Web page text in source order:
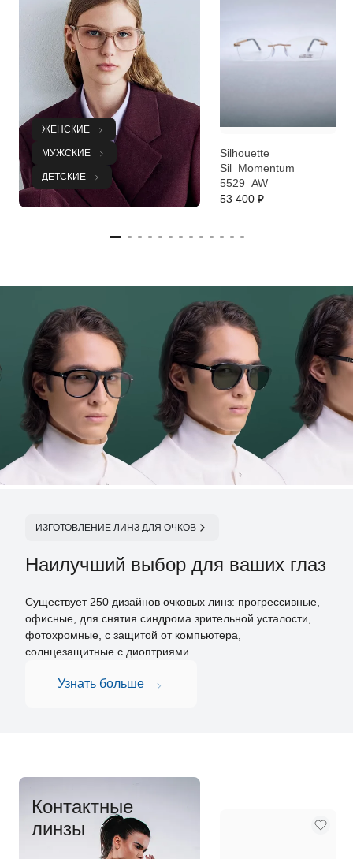
ЖЕНСКИЕ
МУЖСКИЕ
ДЕТСКИЕ
Silhouette
Sil_Momentum
5529_AW
53 400 ₽
ИЗГОТОВЛЕНИЕ ЛИНЗ ДЛЯ ОЧКОВ
Наилучший выбор для ваших глаз
Существует 250 дизайнов очковых линз: прогрессивные,
офисные, для снятия синдрома зрительной усталости,
фотохромные, с защитой от компьютера,
солнцезащитные с диоптриями...
Узнать больше
Контактные
линзы